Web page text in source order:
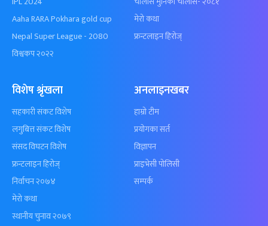
Aaha RARA Pokhara gold cup
Nepal Super League - 2080
विश्वकप २०२२
मेरो कथा
फ्रन्टलाइन हिरोज्
विशेष श्रृंखला
सहकारी संकट विशेष
लगुबित्त संकट विशेष
संसद विघटन विशेष
फ्रन्टलाइन हिरोज्
निर्वाचन २०७४
मेरो कथा
स्थानीय चुनाव २०७९
अनलाइनखबर
हाम्रो टीम
प्रयोगका सर्त
विज्ञापन
प्राइभेसी पोलिसी
सम्पर्क